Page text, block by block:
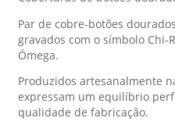
Par de cobre-botões
gravados com o símbolo
Ómega.
Produzidos artesanalmente
expressam um equilíbrio
qualidade de fabricação.